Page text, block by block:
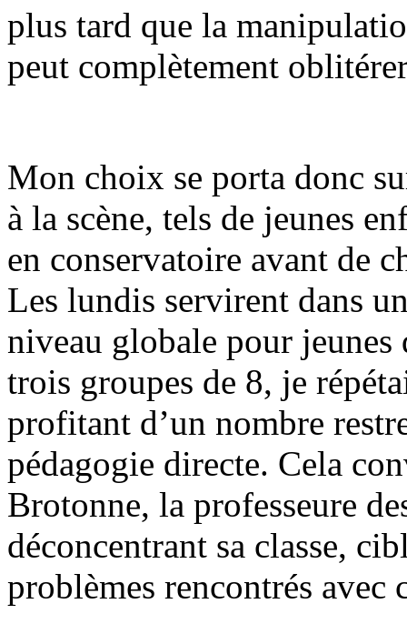
plus tard que la
peut complètement
Mon choix se porta donc
à la scène, tels de jeunes
en conservatoire avant de
Les lundis servirent dans
niveau globale pour jeunes
trois groupes de 8, je
profitant d’un nombre
pédagogie directe. Cela
Brotonne, la professeure
déconcentrant sa classe,
problèmes rencontrés avec